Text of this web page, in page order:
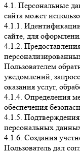
4.1. Персональные
сайта может
4.1.1.
сайте, для
4.1.2.
Пользователем
уведомлений,
оказания услуг,
4.1.4. Определения
обеспечения
4.1.5.
персональных
4.1.6. Создания
Пользователь дал